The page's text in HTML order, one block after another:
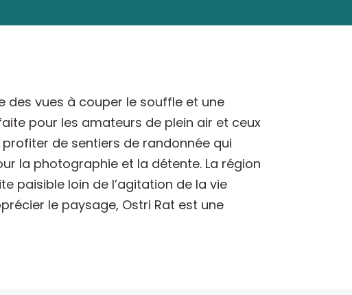
des vues à couper le souffle et une
pour les amateurs de plein air et ceux
de sentiers de randonnée qui
la photographie et la détente. La région
paisible loin de l’agitation de la vie
le paysage, Ostri Rat est une